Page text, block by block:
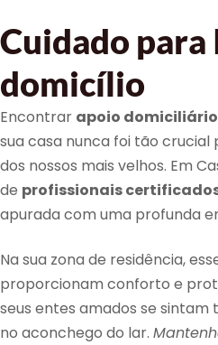
Cuidado para
domicílio
Encontrar apoio domiciliário
sua casa nunca foi tão
dos nossos mais velhos. Em
de profissionais
apurada com uma profunda
Na sua zona de residência,
proporcionam conforto e
seus entes amados se
no aconchego do lar.